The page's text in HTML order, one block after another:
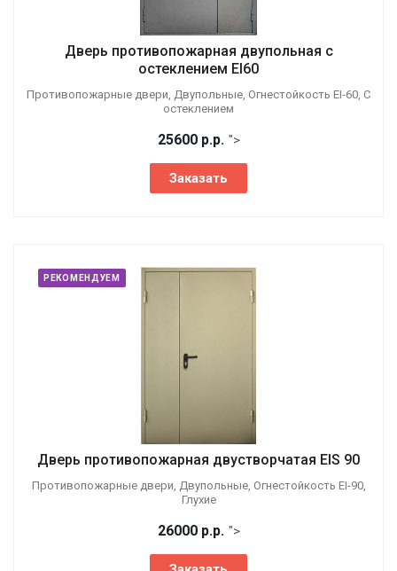
Дверь противопожарная двупольная с
остеклением EI60
Противопожарные двери, Двупольные, Огнестойкость EI-60, С
остеклением
25600 р.р. ">
Заказать
РЕКОМЕНДУЕМ
Дверь противопожарная двустворчатая EIS 90
Противопожарные двери, Двупольные, Огнестойкость EI-90,
Глухие
26000 р.р. ">